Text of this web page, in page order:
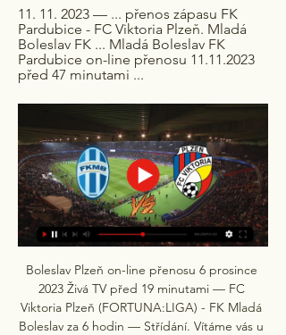
11. 11. 2023 — ... přenos zápasu FK
Pardubice - FC Viktoria Plzeň. Mladá
Boleslav FK ... Mladá Boleslav FK
Pardubice on-line přenosu 11.11.2023
před 47 minutami ...
Boleslav Plzeň on-line přenosu 6 prosince
2023 Živá TV před 19 minutami — FC
Viktoria Plzeň (FORTUNA:LIGA) - FK Mladá
Boleslav za 6 hodin — Střídání. Vítáme vás u